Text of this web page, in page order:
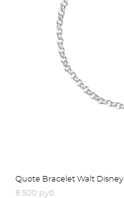
Quote Bracelet Walt Disney
8 500 pуб.